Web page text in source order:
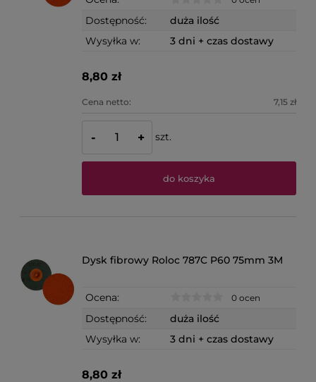
Dostępność:
duża ilość
Wysyłka w:
3 dni + czas dostawy
8,80 zł
Cena netto: 7,15 zł
- + szt.
do koszyka
Dysk fibrowy Roloc 787C P60 75mm 3M
Ocena: 0 ocen
Dostępność:
duża ilość
Wysyłka w:
3 dni + czas dostawy
8,80 zł